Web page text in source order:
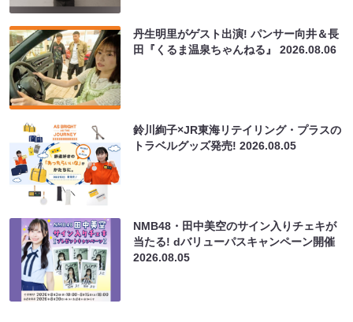
丹生明里がゲスト出演! パンサー向井＆長
田『くるま温泉ちゃんねる』2026.08.06
鈴川絢子×JR東海リテイリング・プラスの
トラベルグッズ発売!2026.08.05
NMB48・田中美空のサイン入りチェキが
当たる! dバリューパスキャンペーン開催
2026.08.05